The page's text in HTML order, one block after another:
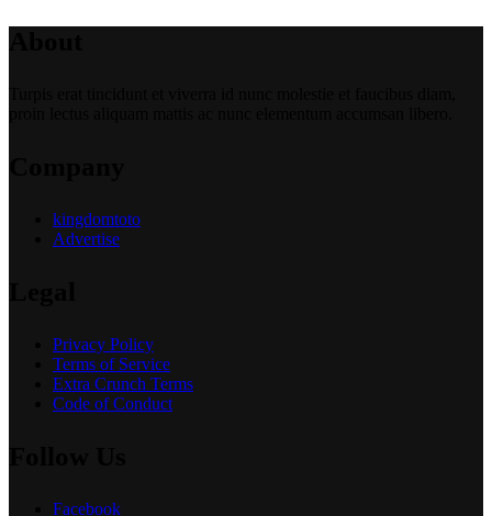
kingdomtoto
Advertise
Privacy Policy
Terms of Service
Extra Crunch Terms
Code of Conduct
Facebook